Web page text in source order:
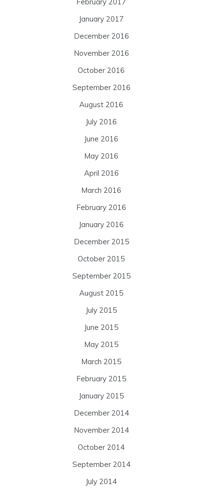
January 2017
December 2016
November 2016
October 2016
September 2016
August 2016
July 2016
June 2016
May 2016
April 2016
March 2016
February 2016
January 2016
December 2015
October 2015
September 2015
August 2015
July 2015
June 2015
May 2015
March 2015
February 2015
January 2015
December 2014
November 2014
October 2014
September 2014
July 2014